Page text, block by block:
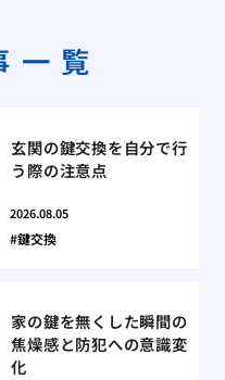
一覧
玄関の鍵交換を自分で行
う際の注意点
2026.08.05
鍵交換
家の鍵を無くした瞬間の
焦燥感と防犯への意識変
化